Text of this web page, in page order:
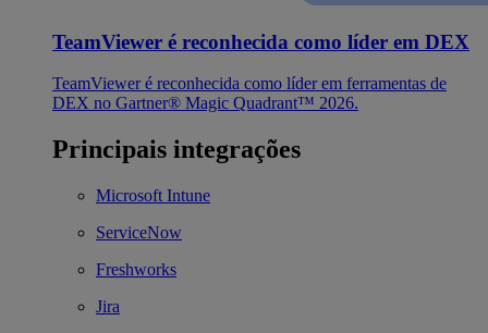
TeamViewer é reconhecida como líder em DEX
TeamViewer é reconhecida como líder em ferramentas de
DEX no Gartner® Magic Quadrant™ 2026.
Principais integrações
Microsoft Intune
ServiceNow
Freshworks
Jira